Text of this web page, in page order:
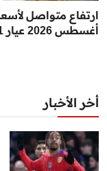
أغسطس 2026 عيار 21 في صدارة الزيادات
أخر الأخبار